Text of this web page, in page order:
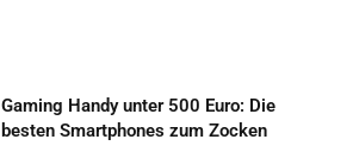
Gaming Handy unter 500 Euro: Die
besten Smartphones zum Zocken